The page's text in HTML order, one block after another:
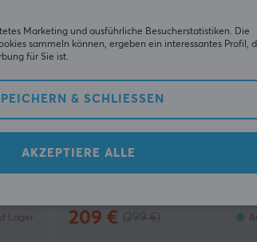
Lager 209 €
Marketing und ausführliche Besucherstatistiken. Die
sammeln können, ergeben ein interessantes Profil,
für Sie ist.
& SCHLIESSEN
AKZEPTIERE ALLE